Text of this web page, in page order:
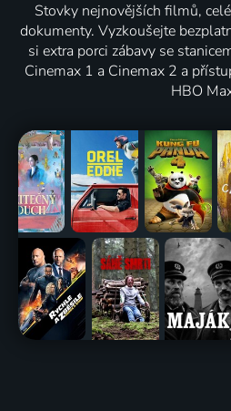
Stovky nejnovějších filmů,
dokumenty. Vyzkoušejte
si extra porci zábavy se
Cinemax 1 a Cinemax 2 a
HBO